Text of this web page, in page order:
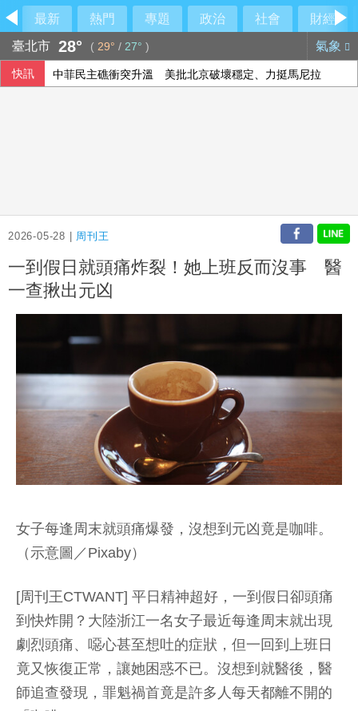
最新 熱門 專題 政治 社會
財經
臺北市 28° ( 29° / 27° ) 氣象
快訊 中菲民主礁衝突升溫 美批北京破壞穩定、力挺馬尼拉
2026-05-28 | 周刊王
一到假日就頭痛炸裂！她上班反而沒事 醫
一查揪出元凶
女子每逢周末就頭痛爆發，沒想到元凶竟是咖啡。
（示意圖／Pixaby）
[周刊王CTWANT] 平日精神超好，一到假日卻頭痛
到快炸開？大陸浙江一名女子最近每逢周末就出現
劇烈頭痛、噁心甚至想吐的症狀，但一回到上班日
竟又恢復正常，讓她困惑不已。沒想到就醫後，醫
師追查發現，罪魁禍首竟是許多人每天都離不開的